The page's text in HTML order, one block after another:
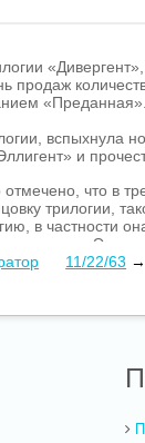
продаж
«Преданная».
вспыхнула
и
что в
трилогии,
в частности
книгу
11/22/63 →